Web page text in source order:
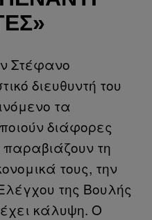
Στέφανο
διευθυντή του
τα
διάφορες
παραβιάζουν τη
τους, την
της Βουλής
κάλυψη. Ο